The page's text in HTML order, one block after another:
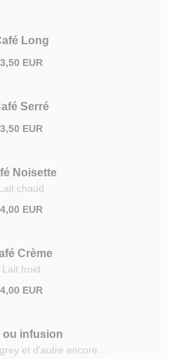
Long
3,50 EUR
Serré
3,50 EUR
Noisette
chaud
4,00 EUR
Crème
Lait froid
4,00 EUR
ou infusion
et d'autre encore...